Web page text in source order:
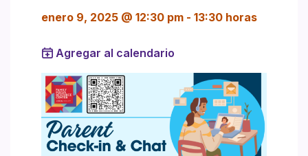
enero 9, 2025 @ 12:30 pm - 13:30 horas
Agregar al calendario